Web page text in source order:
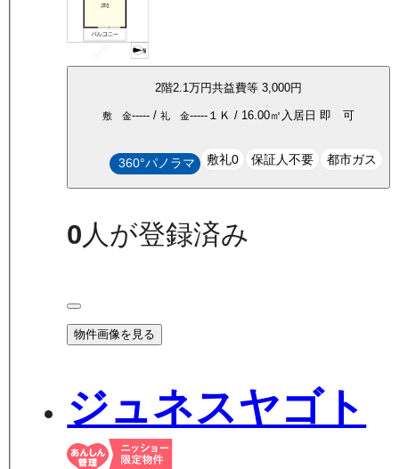
2階2.1万円共益費等 3,000円
敷 金----- / 礼 金----- １Ｋ / 16.00㎡ 入居日 即 可
360°パノラマ 敷礼0 保証人不要 都市ガス
0人が登録済み
物件画像を見る
ジュネスヤゴト